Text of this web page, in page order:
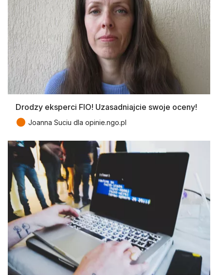
Drodzy eksperci FIO! Uzasadniajcie swoje oceny!
● Joanna Suciu dla opinie.ngo.pl